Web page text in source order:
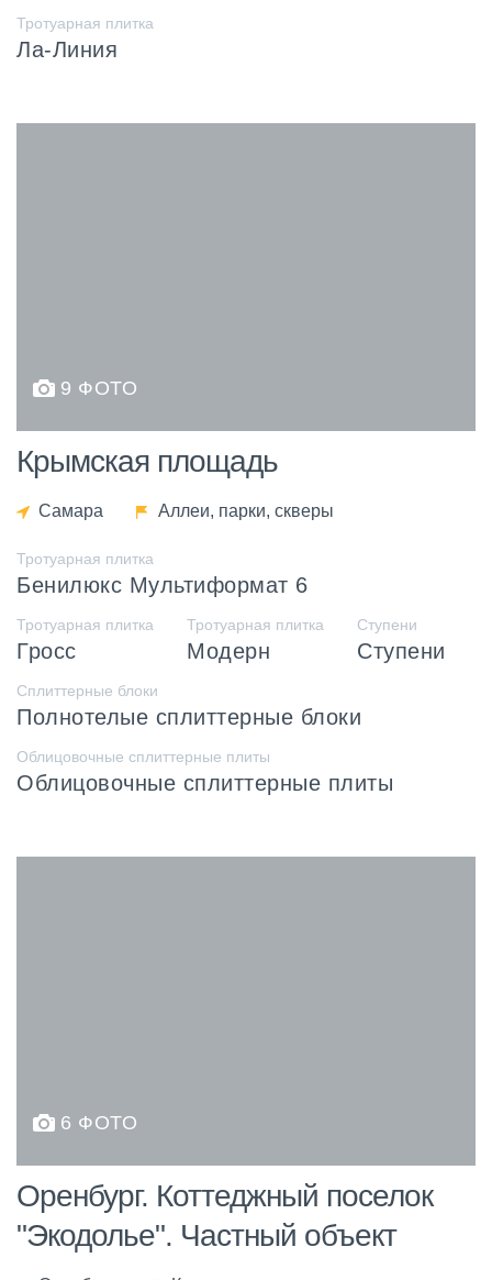
Тротуарная плитка
Ла-Линия
9 ФОТО
Крымская площадь
Самара Аллеи, парки, скверы
Тротуарная плитка
Бенилюкс Мультиформат 6
Тротуарная плитка
Гросс
Тротуарная плитка
Модерн
Ступени
Ступени
Сплиттерные блоки
Полнотелые сплиттерные блоки
Облицовочные сплиттерные плиты
Облицовочные сплиттерные плиты
6 ФОТО
Оренбург. Коттеджный поселок
"Экодолье". Частный объект